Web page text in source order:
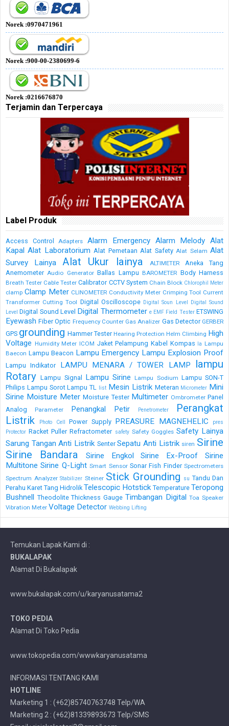
Norek :0970471961
Norek :900-00-2380699-6
Norek :0216676870
Terjamin dan Terpercaya
Label Produk
Access Control Adapters Alarm Emergency Alarm Melody Alat
Kapal Alat Laboratorium Alat Pemetaan Alat Safety Alat Selam Alat
Survey Lainya
Alat Ukur lainya ALTIMETER
Aneka Tang
Anemometer Audio Generator Ballas Lampu BAROMETER Body Harness
Breath Tester Cable Tester Calibrator CCTV System Chain Block Chlorophil Meter
clamp Clamp Meter CLINOMETER Conductivity Meter Crimping Tool Current
Transformer Cutting Tool Digital Oscilloscope Digital Soun Level Digital Sound
Level Digital Sound Level Digital Thermometer e EMF Field Tester ETSWING
Eyewash Fiber Optic Frequency Counter Gas Analizer Gas Detector GERBER
GPS grounding Hammer Tester Hearing Protection Helm Climbing High
Voltage Humidity Meter ICOM Jaket Pelampung Kabel Kompas la Lampu
Baecon Lampu Beacon Lampu Emergency Lampu Explosion Proof
Lampu Indikator LAMPU MENARA / TOWER LAMP
lampu
Rotary Lampu Signal Lampu Sirine Lampu Sodium Lampu SON-T
Philips Lampu Sorot Lampu TL list Mesin Listrik Meteran Micrometer Mini
Sirine Moisture Meter Moisture Tester Multimeter Ombrometer Panel
Analog
Parameter Penangkal Petir Penetrometer
Perangkat
Listrik
Photo Cell Power Supply PREASURE MAGNEHELIC
pres
Protector Racket Puller Refractometer safety Safety Goggles Safety Lainya
Sarung Tangan Anti Listrik Senter Sepatu Anti Listrik siren Sirine
Sirine Bandara
Sirine Engkol Sirine Ex-Proof
Sirine
Multitone Sirine Q-Light Smart Sensor Sonar Fish Finder Spectrometers
Spectrum Analyzer Stabilizer Steiner Stick Grounding su Tandu Dan
Perahu Karet Tang Hidrolik Telescopic Hotstick Temperature Teropong
Bushnell Theodolite Thickness Gauge Timbangan Digital Toa Speaker
Vibration Meter Voltage Detector Webbing Lifting
Temukan Lapak Kami di :
BUKALAPAK
Alamat Di Bukalapak
www.bukalapak.com/u/karyanusatama2
TOKO PEDIA
Alamat Di Toko Pedia
www.tokopedia.com/wwwkaryanusatama
INFORMASI TENTANG KAMI
HOTLINE
Marketing 1 : (+62)85740763748 Telp/WA
Marketing 2 : (+62)81339893673 Telp/SMS